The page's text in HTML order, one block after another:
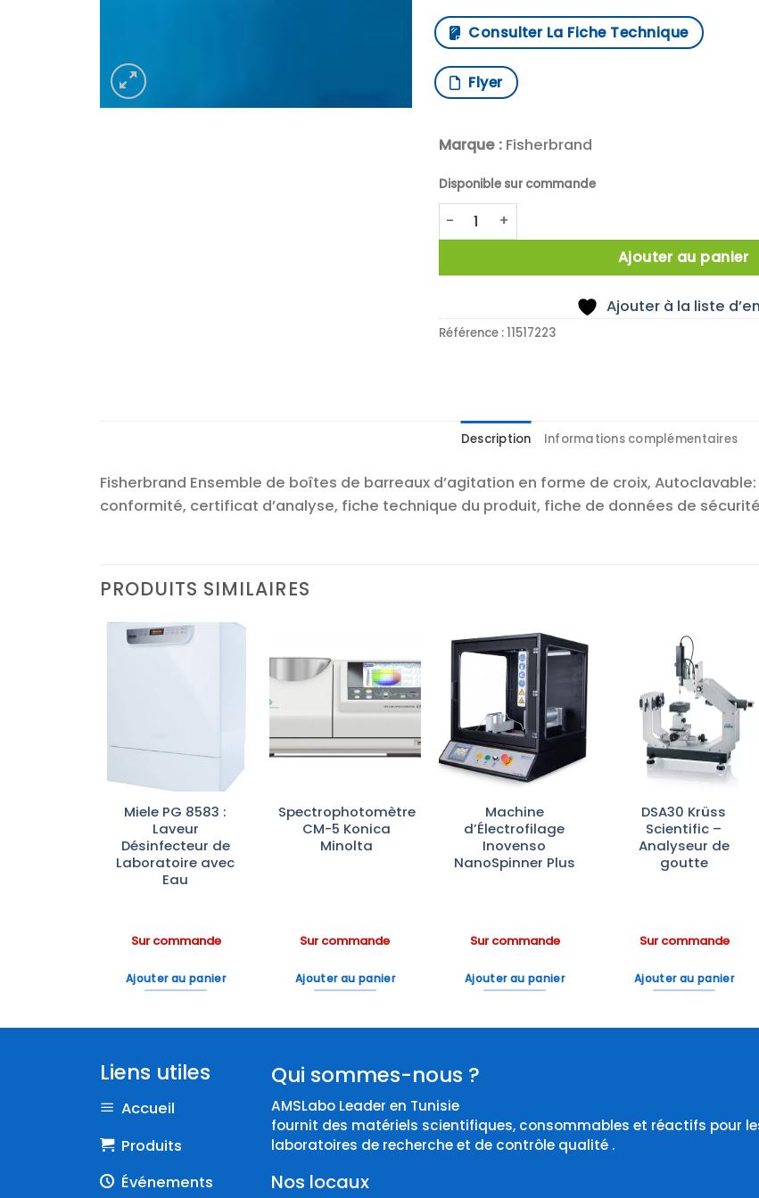
Consulter La Fiche Technique
Flyer
Marque :Fisherbrand
Disponible sur commande
quantité de SPIN BAR SET CROSS PTFE WHITE
Ajouter au panier
Ajouter à la liste
Référence :11517223
Description Informations complémentaires
Fisherbrand Ensemble de boîtes de barreaux d’agitation en forme de croix,
conformité, certificat d’analyse, fiche technique du produit, fiche de données de
PRODUITS SIMILAIRES
Miele PG 8583 :
Laveur
Désinfecteur de
Laboratoire avec
Eau
Sur commande
Ajouter au panier
Ajouter
Spectrophotomètre
CM-5 Konica
Minolta
Sur commande
Ajouter au panier
Ajouter
à la liste
d’envies
Machine
d’Électrofilage
Inovenso
NanoSpinner Plus
Sur commande
Ajouter au panier
Ajouter
à la liste
d’envies
DSA30 Krüss
Scientific –
Analyseur de
goutte
Sur commande
Ajouter au panier
Liens utiles
Accueil
Produits
Événements
Qui sommes-nous ?
AMSLabo Leader en Tunisie
fournit des matériels scientifiques, consommables et réactifs pour
laboratoires de recherche et de contrôle qualité .
Nos locaux